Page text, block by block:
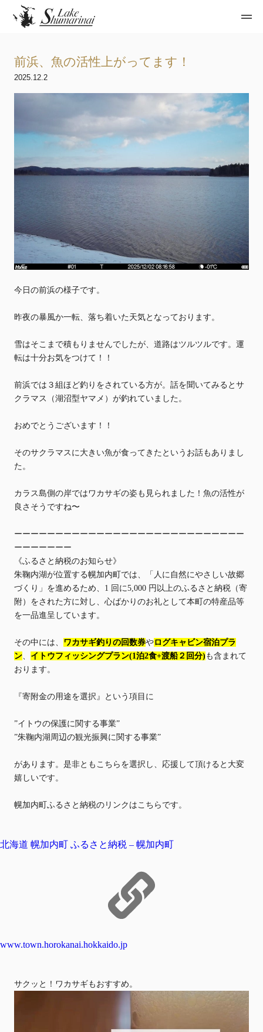
前浜、魚の活性上がってます！
2025.12.2
今日の前浜の様子です。
昨夜の暴風か一転、落ち着いた天気となっております。
雪はそこまで積もりませんでしたが、道路はツルツルです。運
転は十分お気をつけて！！
前浜では３組ほど釣りをされている方が。話を聞いてみるとサ
クラマス（湖沼型ヤマメ）が釣れていました。
おめでとうございます！！
そのサクラマスに大きい魚が食ってきたというお話もありまし
た。
カラス島側の岸ではワカサギの姿も見られました！魚の活性が
良さそうですね〜
ーーーーーーーーーーーーーーーーーーーーーーーーーーーー
ーーーーーーー
《ふるさと納税のお知らせ》
朱鞠内湖が位置する幌加内町では、「人に自然にやさしい故郷
づくり」を進めるため、1 回に5,000 円以上のふるさと納税（寄
附）をされた方に対し、心ばかりのお礼として本町の特産品等
を一品進呈しています。
その中には、 ワカサギ釣りの回数券やログキャビン宿泊プラ
ン、 イトウフィッシングプラン(1泊2食+渡船２回分) も含まれて
おります。
『寄附金の用途を選択』という項目に
”イトウの保護に関する事業”
”朱鞠内湖周辺の観光振興に関する事業”
があります。是非ともこちらを選択し、応援して頂けると大変
嬉しいです。
幌加内町ふるさと納税のリンクはこちらです。
北海道 幌加内町 ふるさと納税 – 幌加内町
www.town.horokanai.hokkaido.jp
サクッと！ワカサギもおすすめ。